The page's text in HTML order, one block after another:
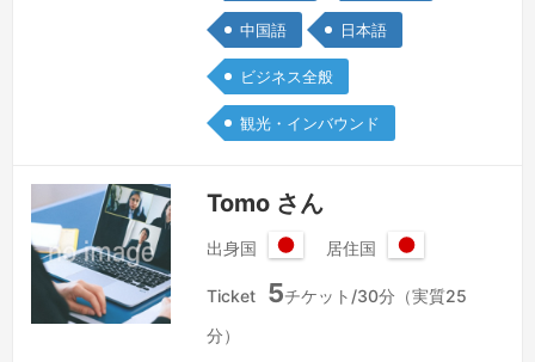
湾・日本企業間のやり取りや通訳業務に
携わっております。前職では百貨店の免
税カウンターにて中国語対応を担当し、
接客・買い物サポートを行っておりまし
た。展示会でのの通訳経験もあり、現場
市役所…続きを見る »
中国語 日本語
ビジネス全般
観光・インバウンド
Tomo さん
出身国
本
居住国
本
Ticket 5チケット/30分（実質25
分）